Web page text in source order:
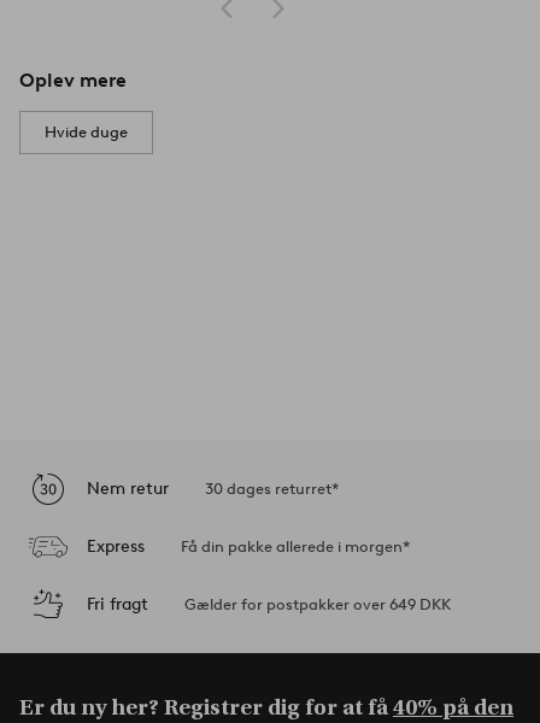
Oplev mere
Hvide duge
Nem retur 30 dages returret*
Express Få din pakke allerede i morgen*
Fri fragt Gælder for postpakker over 649 DKK
Er du ny her? Registrer dig for at få40% på den